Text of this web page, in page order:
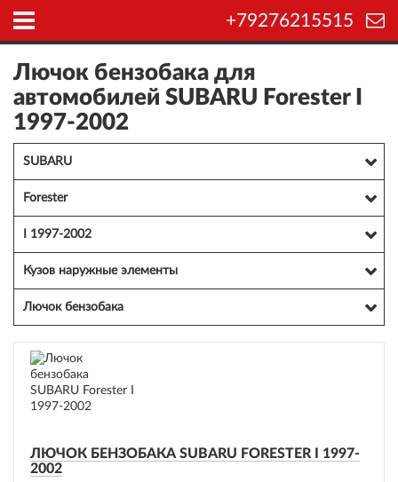
+79276215515
Лючок бензобака для
автомобилей SUBARU Forester I
1997-2002
SUBARU
Forester
I 1997-2002
Кузов наружные элементы
Лючок бензобака
ЛЮЧОК БЕНЗОБАКА SUBARU FORESTER I 1997-
2002